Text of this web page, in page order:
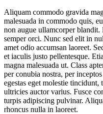
Aliquam commodo gravida
malesuada in commodo quis,
non augue ullamcorper
semper orci. Nunc sed elit in
amet odio accumsan laoreet.
et iaculis justo pellentesque.
magna malesuada ut. Class
per conubia nostra, per
egestas eget molestie
ultricies auctor varius. Fusce
turpis adipiscing pulvinar.
rhoncus nulla in laoreet.